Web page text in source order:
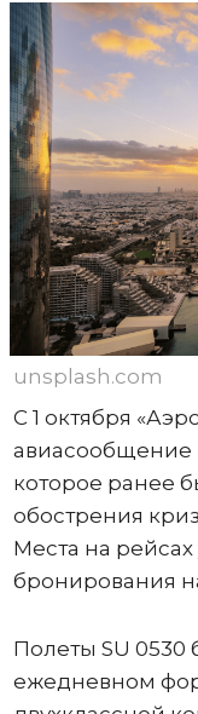
unsplash.com
С 1 октября
авиасообщение
которое ранее
обострения
Места на
бронирования
Полеты SU 0530
ежедневном